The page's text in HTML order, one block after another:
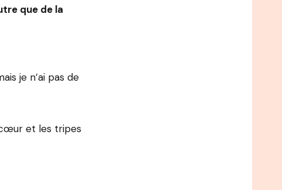
que de la
je n’ai pas de
cœur et les tripes